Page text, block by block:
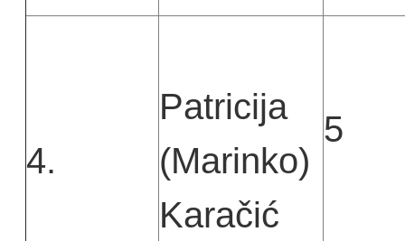
4.
Patricija
(Marinko)
Karačić
5